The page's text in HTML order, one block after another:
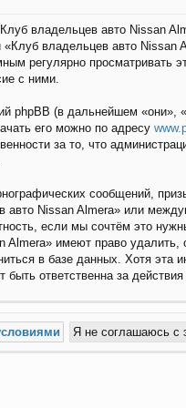
владельцев авто Nissan
владельцев авто
просматривать
с ними.
(в дальнейшем «они»,
его можно по адресу
за то, что
сообщений,
Nissan Almera» или
если мы сочтём это
имеют право
в базе данных. Хотя эта
ответственна за